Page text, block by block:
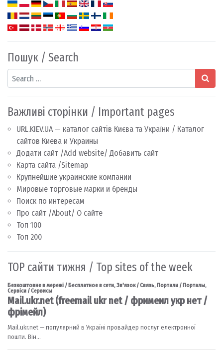
Пошук / Search
Search
Важливі сторінки / Important pages
URL.KIEV.UA — каталог сайтів Києва та України / Каталог
сайтов Киева и Украины
Додати сайт /Add website/ Добавить сайт
Карта сайта /Sitemap
Крупнейшие украинские компании
Мировые торговые марки и бренды
Поиск по интересам
Про сайт /About/ О сайте
Топ 100
Топ 200
TOP сайти тижня / Top sites of the week